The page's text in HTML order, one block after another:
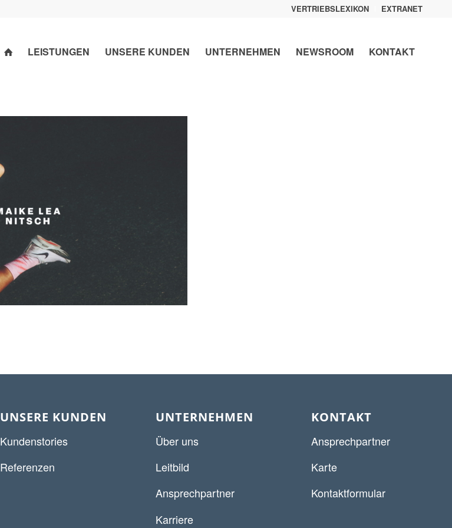
VERTRIEBSLEXIKON EXTRANET
LEISTUNGEN UNSERE KUNDEN UNTERNEHMEN NEWSROOM KONTAKT
UNSERE KUNDEN
Kundenstories
Referenzen
UNTERNEHMEN
Über uns
Leitbild
Ansprechpartner
Karriere
KONTAKT
Ansprechpartner
Karte
Kontaktformular